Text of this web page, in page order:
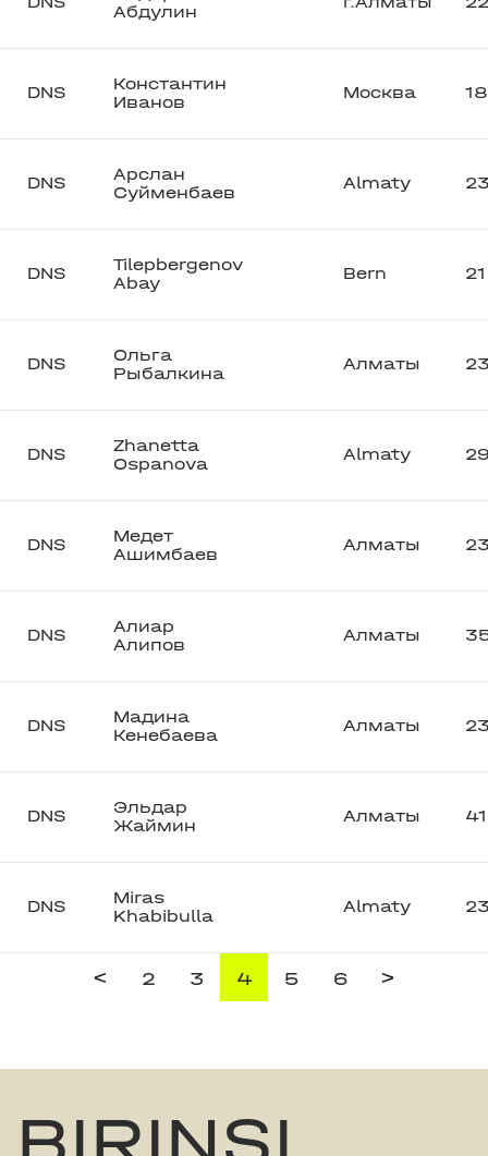
Абдулин
DNS
Константин
Иванов
Москва 18
DNS
Арслан
Суйменбаев
Almaty
DNS
Tilepbergenov
Abay
Bern 21
DNS
Ольга
Рыбалкина
Алматы
DNS
Zhanetta
Ospanova
Almaty
DNS
Медет
Ашимбаев
Алматы
DNS
Алиар
Алипов
Алматы
DNS
Мадина
Кенебаева
Алматы
DNS
Эльдар
Жаймин
Алматы 41
DNS
Miras
Khabibulla
Almaty
< 2 3 4 5 6 >